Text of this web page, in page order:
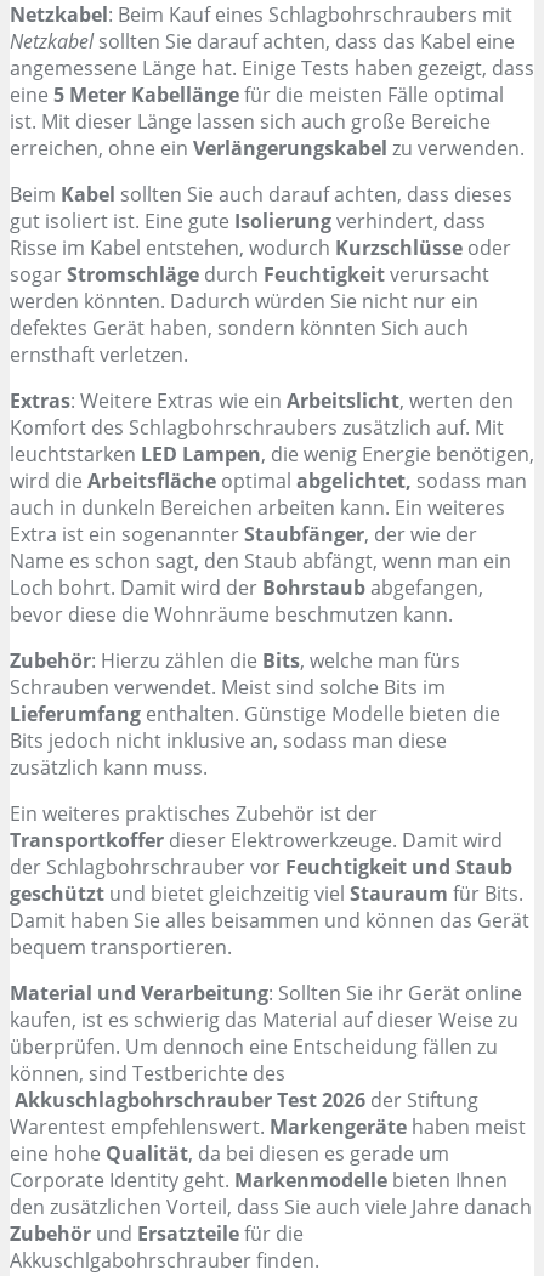
Netzkabel: Beim Kauf eines Schlagbohrschraubers mit
Netzkabelsollten Sie darauf achten, dass das Kabel eine
angemessene Länge hat. Einige Tests haben gezeigt, dass
eine 5 Meter Kabellängefür die meisten Fälle optimal
ist. Mit dieser Länge lassen sich auch große Bereiche
erreichen, ohne ein Verlängerungskabel zu verwenden.
Beim Kabel sollten Sie auch darauf achten, dass dieses
gut isoliert ist. Eine gute Isolierungverhindert, dass
Risse im Kabel entstehen, wodurch Kurzschlüsse oder
sogarStromschläge durch Feuchtigkeitverursacht
werden könnten. Dadurch würden Sie nicht nur ein
defektes Gerät haben, sondern könnten Sich auch
ernsthaft verletzen.
Extras: Weitere Extras wie ein Arbeitslicht, werten den
Komfort des Schlagbohrschraubers zusätzlich auf. Mit
leuchtstarken LED Lampen, die wenig Energie benötigen,
wird die Arbeitsfläche optimal abgelichtet, sodass man
auch in dunkeln Bereichen arbeiten kann. Ein weiteres
Extra ist ein sogenannterStaubfänger, der wie der
Name es schon sagt, den Staub abfängt, wenn man ein
Loch bohrt. Damit wird der Bohrstaubabgefangen,
bevor diese die Wohnräume beschmutzen kann.
Zubehör: Hierzu zählen die Bits, welche man fürs
Schrauben verwendet. Meist sind solche Bits im
Lieferumfang enthalten. Günstige Modelle bieten die
Bits jedoch nicht inklusive an, sodass man diese
zusätzlich kann muss.
Ein weiteres praktisches Zubehör ist der
Transportkoffer dieser Elektrowerkzeuge. Damit wird
der Schlagbohrschrauber vor Feuchtigkeit und Staub
geschützt und bietet gleichzeitig viel Stauraum für Bits.
Damit haben Sie alles beisammen und können das Gerät
bequem transportieren.
Material und Verarbeitung: Sollten Sie ihr Gerät online
kaufen, ist es schwierig das Material auf dieser Weise zu
überprüfen. Um dennoch eine Entscheidung fällen zu
können, sind Testberichte des
Akkuschlagbohrschrauber Test 2026 der Stiftung
Warentest empfehlenswert. Markengeräte haben meist
eine hohe Qualität, da bei diesen es gerade um
Corporate Identity geht. Markenmodelle bieten Ihnen
den zusätzlichen Vorteil, dass Sie auch viele Jahre danach
Zubehör und Ersatzteilefür die
Akkuschlgabohrschrauber finden.